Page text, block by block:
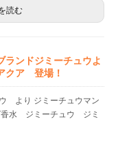
読む
ンドジミーチュウよ
クア 登場！
より ジミーチュウマン
香水 ジミーチュウ ジミ